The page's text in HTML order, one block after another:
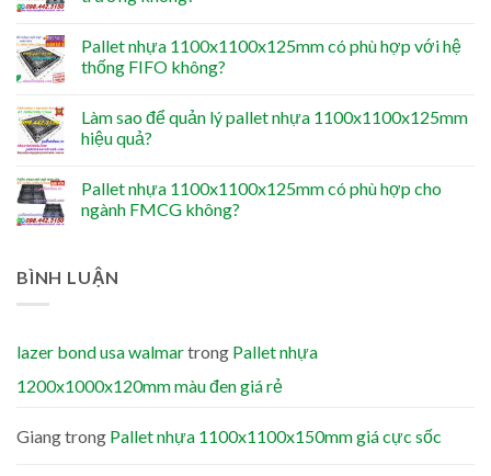
Pallet nhựa 1100x1100x125mm có phù hợp với hệ
thống FIFO không?
Làm sao để quản lý pallet nhựa 1100x1100x125mm
hiệu quả?
Pallet nhựa 1100x1100x125mm có phù hợp cho
ngành FMCG không?
BÌNH LUẬN
lazer bond usa walmartrong Pallet nhựa
1200x1000x120mm màu đen giá rẻ
Giangtrong Pallet nhựa 1100x1100x150mm giá cực sốc